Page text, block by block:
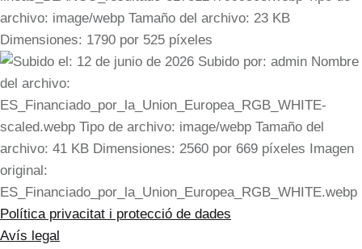
Política privacitat i protecció de dades
Avís legal